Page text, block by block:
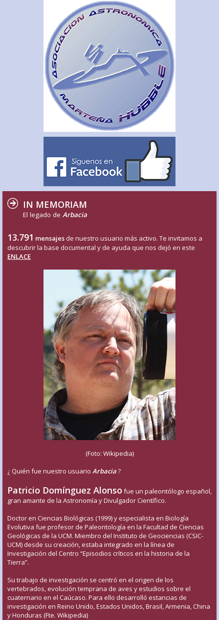
IN MEMORIAM
El legado de Arbacia
13.791 mensajes de nuestro usuario más activo. Te invitamos a
descubrir la base documental y de ayuda que nos dejó en este
ENLACE
(Foto: Wikipedia)
¿ Quién fue nuestro usuario Arbacia?
Patricio Domínguez Alonso fue un paleontólogo español,
gran amante de la Astronomía y Divulgador Científico.
Doctor en Ciencias Biológicas (1999) y especialista en Biología
Evolutiva fue profesor de Paleontología en la Facultad de Ciencias
Geológicas de la UCM. Miembro del Instituto de Geociencias (CSIC-
UCM) desde su creación, estaba integrado en la línea de
Investigación del Centro “Episodios críticos en la historia de la
Tierra”.
Su trabajo de investigación se centró en el origen de los
vertebrados, evolución temprana de aves y estudios sobre el
cuaternario en el Caúcaso. Para ello desarrolló estancias de
investigación en Reino Unido, Estados Unidos, Brasil, Armenia, China
y Honduras (Fte. Wikipedia)